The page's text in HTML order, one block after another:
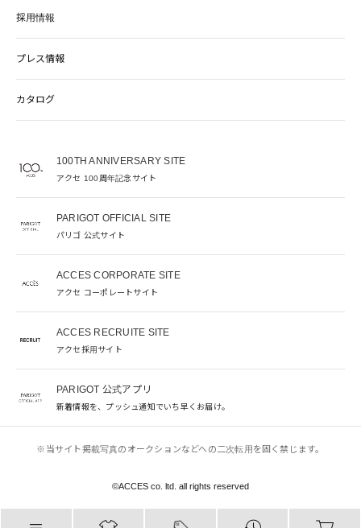
採用情報
プレス情報
カタログ
100TH ANNIVERSARY SITE
アクセ 100周年記念サイト
PARIGOT OFFICIAL SITE
パリゴ 公式サイト
ACCES CORPORATE SITE
アクセ コーポレートサイト
ACCES RECRUITE SITE
アクセ採用サイト
PARIGOT 公式アプリ
新着情報を、プッシュ通知でいち早くお届け。
©︎ACCES co. ltd. all rights reserved
※当サイト掲載写真のオークションなどへの二次転用を固く禁じます。